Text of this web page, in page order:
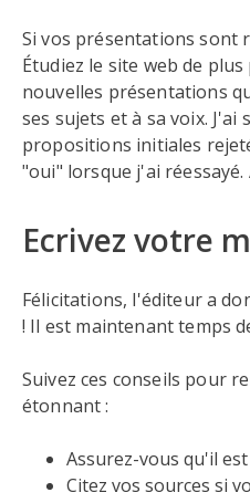
Si vos présentations sont
Étudiez le site web de
nouvelles présentations
ses sujets et à sa voix. J'ai
propositions initiales
"oui" lorsque j'ai
Ecrivez votre
Félicitations, l'éditeur a
! Il est maintenant temps
Suivez ces conseils pour
étonnant :
Assurez-vous qu'il
Citez vos sources si